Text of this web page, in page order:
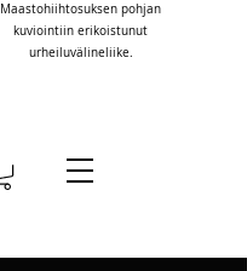
Maastohiihtosuksen pohjan
kuviointiin erikoistunut
urheiluvälineliike.